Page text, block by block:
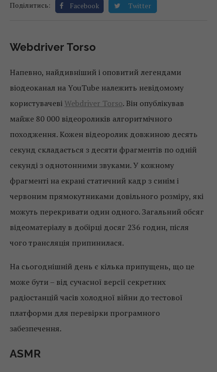
Поділитись: Facebook Twitter
Webdriver Torso
Напевно, найдивніший і оповитий легендами
віодеоканал на YouTube належить невідомому
користувачевіWebdriver Torso. Він опублікував
майже 80 000 відеороликів алгоритмічного
походження. Кожен відеоролик довжиною десять
секунд складається з десяти фрагментів по одній
секунді з однотонними звуками. У кожному
фрагменті на екрані статичний кадр з синім і
червоним прямокутниками довільного розміру, які
можуть перекривати один одного. Загальний обсяг
відеоматеріалу в добірці досяг 236 годин, після
чого трансляція припинилася.
На сьогоднішній день є кілька припущень, що це
може бути – від сучасної версії секретних
радіостанцій часів холодної війни до тестової
платформи для перевірки програмного
забезпечення.
ASMR